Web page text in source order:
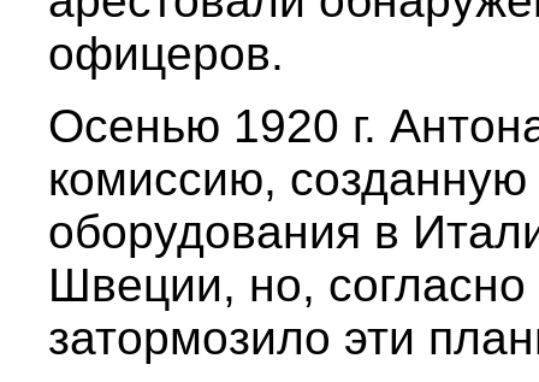
офицеров.
Осенью 1920 г.
комиссию, созданную
оборудования в
Швеции, но,
затормозило эти